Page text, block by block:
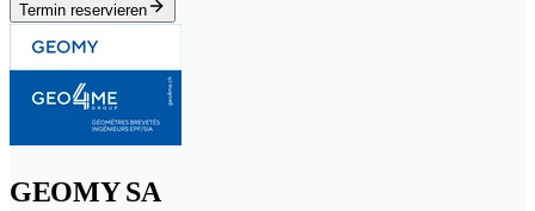
Termin reservieren
GEOMY SA